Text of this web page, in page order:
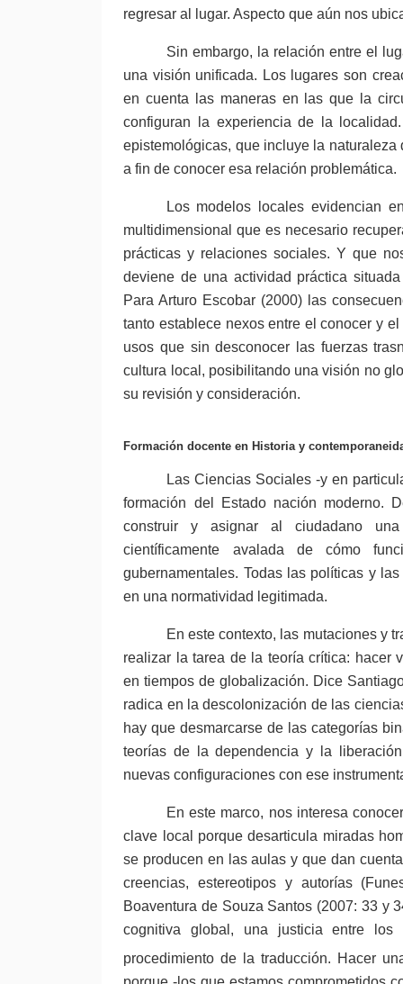
regresar al lugar. Aspecto que aún nos
Sin embargo, la relación entre el
una visión unificada. Los lugares son
en cuenta las maneras en las que la
configuran la experiencia de la
epistemológicas, que incluye la
a fin de conocer esa relación problemática.
Los modelos locales evidencian
multidimensional que es necesario
prácticas y relaciones sociales. Y que
deviene de una actividad práctica
Para Arturo Escobar (2000) las
tanto establece nexos entre el conocer y
usos que sin desconocer las fuerzas
cultura local, posibilitando una visión no
su revisión y consideración.
Formación docente en Historia y
Las Ciencias Sociales -y en
formación del Estado nación moderno.
construir y asignar al ciudadano
científicamente avalada de cómo
gubernamentales. Todas las políticas y
en una normatividad legitimada.
En este contexto, las mutaciones y
realizar la tarea de la teoría crítica: hacer
en tiempos de globalización. Dice
radica en la descolonización de las
hay que desmarcarse de las categorías
teorías de la dependencia y la
nuevas configuraciones con ese
En este marco, nos interesa
clave local porque desarticula miradas
se producen en las aulas y que dan
creencias, estereotipos y autorías
Boaventura de Souza Santos (2007: 33 y
cognitiva global, una justicia entre
procedimiento de la traducción. Hacer